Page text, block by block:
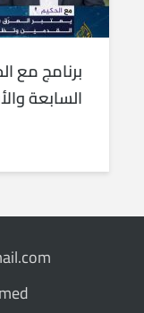
برنامج مع
السابعة